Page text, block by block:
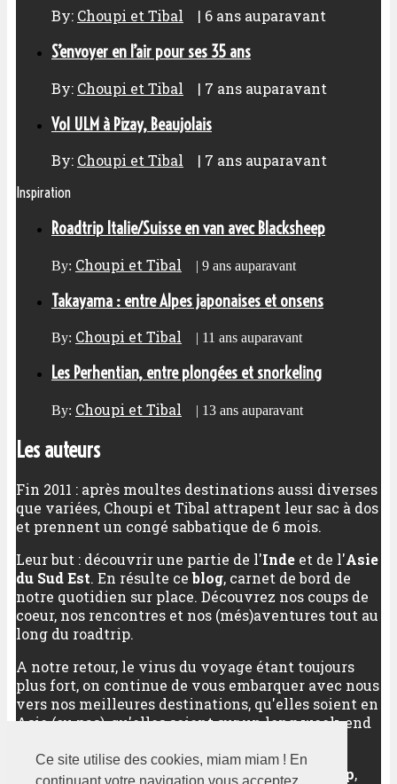
Ce site utilise des cookies, miam miam ! En
By: Choupi et Tibal | 6 ans auparavant
S’envoyer en l’air pour ses 35 ans
By: Choupi et Tibal | 7 ans auparavant
Vol ULM à Pizay, Beaujolais
By: Choupi et Tibal | 7 ans auparavant
Inspiration
Roadtrip Italie/Suisse en van avec Blacksheep
By: Choupi et Tibal | 9 ans auparavant
Takayama : entre Alpes japonaises et onsens
By: Choupi et Tibal | 11 ans auparavant
Les Perhentian, entre plongées et snorkeling
By: Choupi et Tibal | 13 ans auparavant
Les auteurs
Fin 2011 : après moultes destinations aussi diverses
que variées, Choupi et Tibal attrapent leur sac à dos
et prennent un congé sabbatique de 6 mois.
Leur but : découvrir une partie de l'Inde et de l'Asie
du Sud Est. En résulte ceblog, carnet de bord de
notre quotidien sur place. Découvrez nos coups de
coeur, nos rencontres et nos (més)aventures tout au
long du roadtrip.
A notre retour, le virus du voyage étant toujours
plus fort, on continue de vous embarquer avec nous
vers nos meilleures destinations, qu'elles soient en
Asie (ou pas), qu'elles soient sur un long week-end
Au programme :découverte d'un pays,city trip,